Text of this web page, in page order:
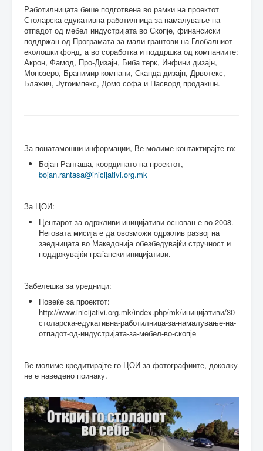
Работилницата беше подготвена во рамки на проектот
Столарска едукативна работилница за намалување на
отпадот од мебел индустријата во Скопје, финансиски
поддржан од Програмата за мали грантови на Глобалниот
еколошки фонд, а во соработка и поддршка од компаниите:
Акрон, Фамод, Про-Дизајн, Биба терк, Инфини дизајн,
Монозеро, Бранимир компани, Сканда дизајн, Дрвотекс,
Блажич, Југоимпекс, Домо софа и Пасворд продакшн.
За понатамошни информации, Ве молиме контактирајте го:
Бојан Ранташа, координато на проектот,
bojan.rantasa@inicijativi.org.mk
За ЦОИ:
Центарот за одржливи иницијативи основан е во 2008.
Неговата мисија е да овозможи одржлив развој на
заедницата во Македонија обезбедувајќи стручност и
поддржувајќи граѓански иницијативи.
Забелешка за уредници:
Повеќе за проектот:
http://www.inicijativi.org.mk/index.php/mk/иницијативи/30-
столарска-едукативна-работилница-за-намалување-на-
отпадот-од-индустријата-за-мебел-во-скопје
Ве молиме кредитирајте го ЦОИ за фотографиите, доколку
не е наведено поинаку.